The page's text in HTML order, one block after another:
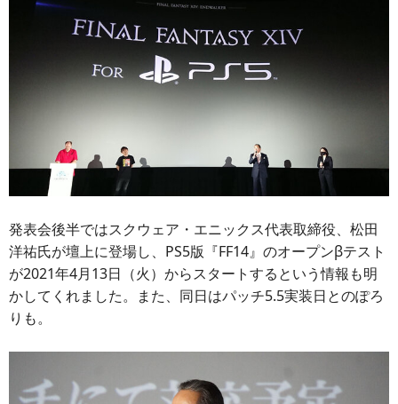
発表会後半ではスクウェア・エニックス代表取締役、松田
洋祐氏が壇上に登場し、PS5版『FF14』のオープンβテスト
が2021年4月13日（火）からスタートするという情報も明
かしてくれました。また、同日はパッチ5.5実装日とのぽろ
りも。